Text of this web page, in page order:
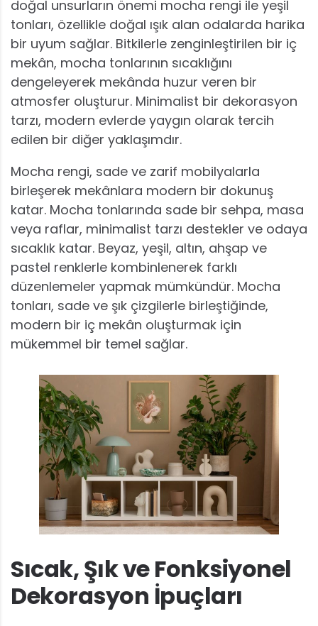
doğal unsurların önemi mocha rengi ile yeşil
tonları, özellikle doğal ışık alan odalarda harika
bir uyum sağlar. Bitkilerle zenginleştirilen bir iç
mekân, mocha tonlarının sıcaklığını
dengeleyerek mekânda huzur veren bir
atmosfer oluşturur. Minimalist bir dekorasyon
tarzı, modern evlerde yaygın olarak tercih
edilen bir diğer yaklaşımdır.
Mocha rengi, sade ve zarif mobilyalarla
birleşerek mekânlara modern bir dokunuş
katar. Mocha tonlarında sade bir sehpa, masa
veya raflar, minimalist tarzı destekler ve odaya
sıcaklık katar. Beyaz, yeşil, altın, ahşap ve
pastel renklerle kombinlenerek farklı
düzenlemeler yapmak mümkündür. Mocha
tonları, sade ve şık çizgilerle birleştiğinde,
modern bir iç mekân oluşturmak için
mükemmel bir temel sağlar.
Sıcak, Şık ve Fonksiyonel
Dekorasyon İpuçları